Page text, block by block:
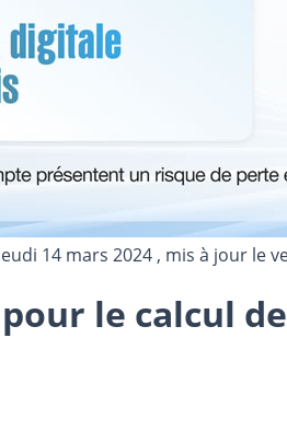
14 mars 2024 , mis à jour le
le calcul